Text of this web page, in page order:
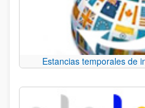
Estancias temporales de